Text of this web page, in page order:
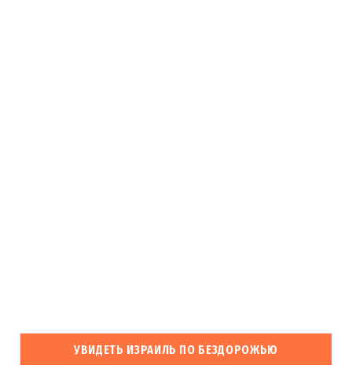
УВИДЕТЬ ИЗРАИЛЬ ПО БЕЗДОРОЖЬЮ